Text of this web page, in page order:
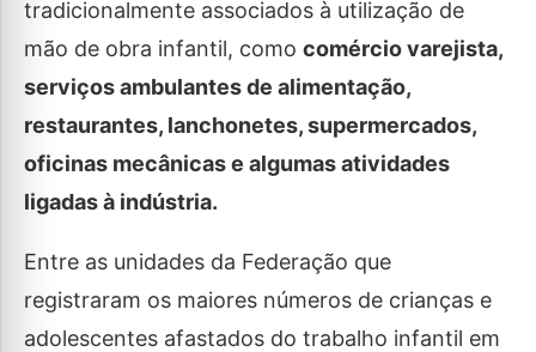
tradicionalmente associados à utilização de
mão de obra infantil, como comércio varejista,
serviços ambulantes de alimentação,
restaurantes, lanchonetes, supermercados,
oficinas mecânicas e algumas atividades
ligadas à indústria.
Entre as unidades da Federação que
registraram os maiores números de crianças e
adolescentes afastados do trabalho infantil em